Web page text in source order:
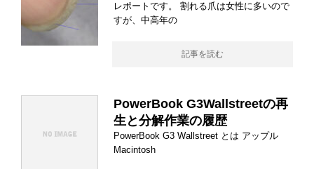
レポートです。 割れる爪は女性に多いので
すが、中高年の
記事を読む
PowerBook G3Wallstreetの再
生と分解作業の履歴
PowerBook G3 Wallstreet とは アップル
Macintosh